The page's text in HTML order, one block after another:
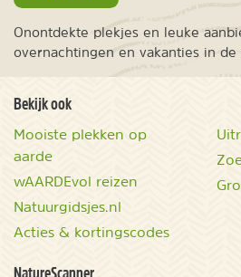
Onontdekte plekjes en leuke
overnachtingen en vakanties in de
Bekijk ook
Mooiste plekken op
aarde
wAARDEvol reizen
Natuurgidsjes.nl
Acties & kortingscodes